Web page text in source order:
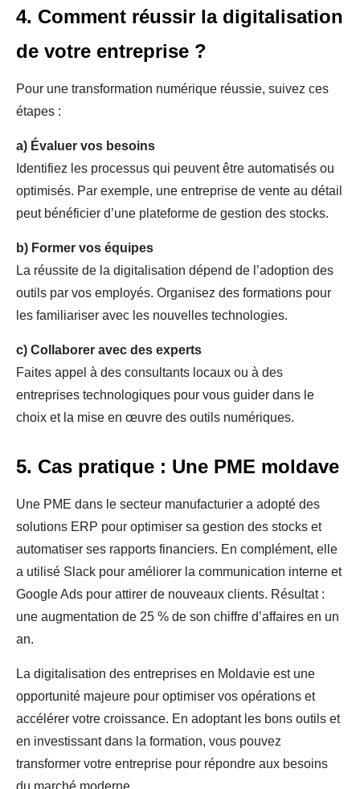
4. Comment réussir la digitalisation
de votre entreprise ?
Pour une transformation numérique réussie, suivez ces
étapes :
a) Évaluer vos besoins
Identifiez les processus qui peuvent être automatisés ou
optimisés. Par exemple, une entreprise de vente au détail
peut bénéficier d’une plateforme de gestion des stocks.
b) Former vos équipes
La réussite de la digitalisation dépend de l’adoption des
outils par vos employés. Organisez des formations pour
les familiariser avec les nouvelles technologies.
c) Collaborer avec des experts
Faites appel à des consultants locaux ou à des
entreprises technologiques pour vous guider dans le
choix et la mise en œuvre des outils numériques.
5. Cas pratique : Une PME moldave
Une PME dans le secteur manufacturier a adopté des
solutions ERP pour optimiser sa gestion des stocks et
automatiser ses rapports financiers. En complément, elle
a utilisé Slack pour améliorer la communication interne et
Google Ads pour attirer de nouveaux clients. Résultat :
une augmentation de 25 % de son chiffre d’affaires en un
an.
La digitalisation des entreprises en Moldavie est une
opportunité majeure pour optimiser vos opérations et
accélérer votre croissance. En adoptant les bons outils et
en investissant dans la formation, vous pouvez
transformer votre entreprise pour répondre aux besoins
du marché moderne.